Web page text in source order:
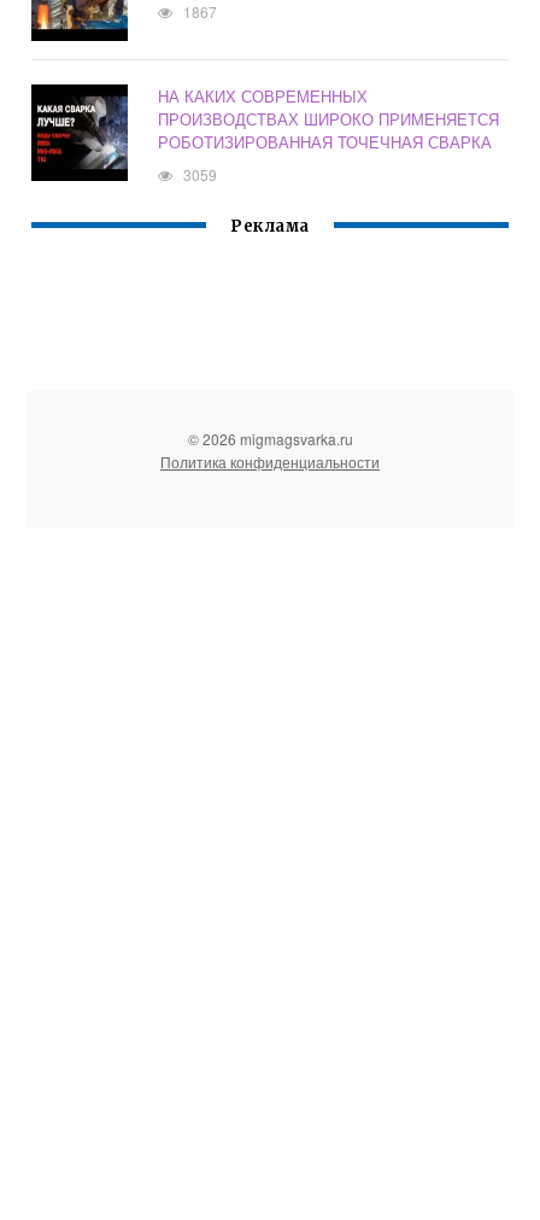
1867
НА КАКИХ СОВРЕМЕННЫХ
ПРОИЗВОДСТВАХ ШИРОКО ПРИМЕНЯЕТСЯ
РОБОТИЗИРОВАННАЯ ТОЧЕЧНАЯ СВАРКА
3059
Реклама
© 2026 migmagsvarka.ru
Политика конфиденциальности